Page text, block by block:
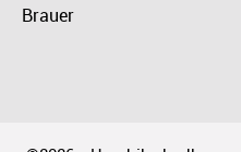
Brauer